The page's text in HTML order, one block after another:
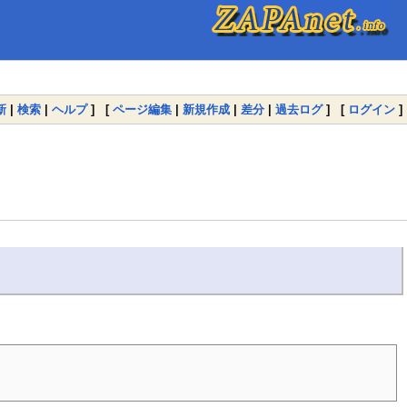
| 検索 | ヘルプ] [ ページ編集 | 新規作成 | 差分 | 過去ログ] [ ログイン ]